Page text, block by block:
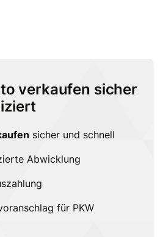
verkaufen sicher
sicher und schnell
Abwicklung